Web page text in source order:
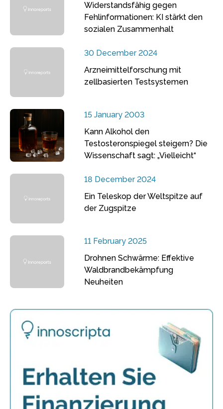
Widerstandsfähig gegen
Fehlinformationen: KI stärkt den
sozialen Zusammenhalt
30 December 2024
Arzneimittelforschung mit
zellbasierten Testsystemen
15 January 2003
Kann Alkohol den
Testosteronspiegel steigern? Die
Wissenschaft sagt: „Vielleicht“
18 December 2024
Ein Teleskop der Weltspitze auf
der Zugspitze
11 February 2025
Drohnen Schwärme: Effektive
Waldbrandbekämpfung
Neuheiten